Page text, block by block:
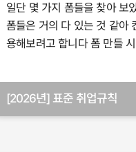
일단 몇 가지 폼들을 찾아 보
폼들은 거의 다 있는 것 같아
용해보려고 합니다 폼 만들
[2026년] 표준 취업규칙